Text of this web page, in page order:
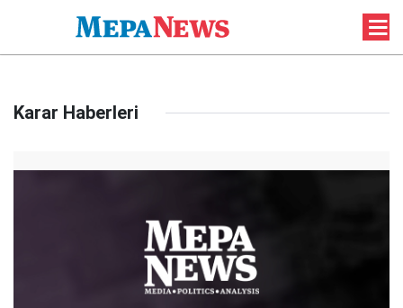
Karar Haberleri